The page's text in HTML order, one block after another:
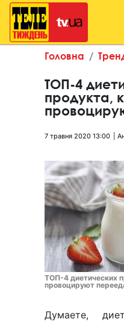
Головна
ТОП-4
продукта,
7 травня 2020 13:00
ТОП-4 диетических
провоцируют
Думаете,